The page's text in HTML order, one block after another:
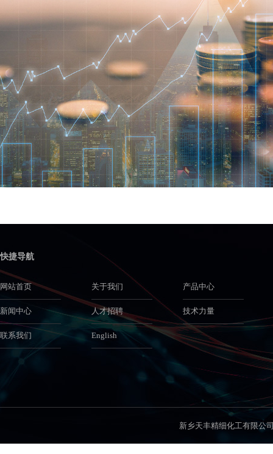
快捷导航
网站首页 关于我们 产品中心
新闻中心 人才招聘 技术力量
联系我们 English
新乡天丰精细化工有限公